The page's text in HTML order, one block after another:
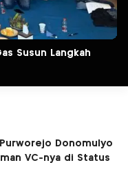
Susun Langkah
Donomulyo
VC-nya di Status